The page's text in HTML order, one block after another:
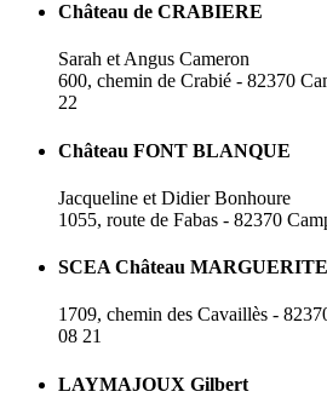
Château de CRABIERE
Sarah et Angus Cameron
600, chemin de Crabié - 82370
22
Château FONT BLANQUE
Jacqueline et Didier Bonhoure
1055, route de Fabas - 82370
SCEA Château MARGUERITE
1709, chemin des Cavaillès -
08 21
LAYMAJOUX Gilbert